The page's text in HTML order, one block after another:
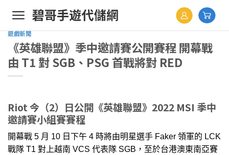
content
遊戲新聞
《英雄聯盟》季中邀請賽公開賽程 開幕戰
由 T1 對 SGB、PSG 首戰將對 RED
Riot 今（2）日公開《英雄聯盟》2022 MSI 季中
邀請賽小組賽賽程
開幕戰 5 月 10 日下午 4 時將由明星選手 Faker 領軍的 LCK
戰隊 T1 對上越南 VCS 代表隊 SGB，至於台港澳東南亞賽